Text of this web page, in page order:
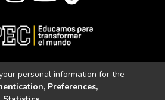
Estatal del Carchi
personal information for the
Preferences,